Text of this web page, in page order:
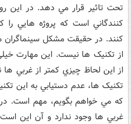
تحت تاثير قرار مي دهد. در اين
کنندگاني است که پروژه هايي را
کنند. در حقيقت مشکل سينماگران
از تکنيک ها نيست. اين مهارت
از اين لحاظ چيزي کمتر از غربي
تکنيک ها، عدم دستيابي به اين
که مي خواهم بگويم، مهم است. در
غربي ها وجود ندارد و آن اين